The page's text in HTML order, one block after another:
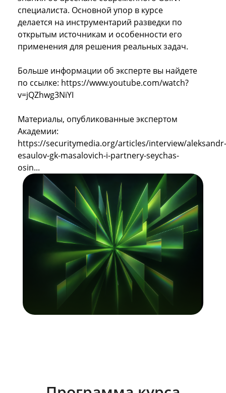
специалиста. Основной упор в курсе
делается на инструментарий разведки по
открытым источникам и особенности его
применения для решения реальных задач.
Больше информации об эксперте вы найдете
по ссылке: https://www.youtube.com/watch?
v=jQZhwg3NiYI
Материалы, опубликованные экспертом
Академии:
https://securitymedia.org/articles/interview/aleksandr-
esaulov-gk-masalovich-i-partnery-seychas-
osin...